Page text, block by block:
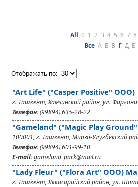
All 0 1 2 3 4 5 6 7 8
Все А Б В Г Д Е
Отображать по:
"Art Life" ("Casper Positive" ООО)
г. Ташкент, Хамзинский район, ул.
Телефон:(99894) 635-28-22
"Gameland" ("Magic Play
100001, г. Ташкент, Мирзо-Улугбекский
Телефон:(99894) 601-99-10
E-mail:gameland_park@mail.ru
"Lady Fleur" ("Flora Art" ООО)
г. Ташкент, Яккасарайский район, ул.